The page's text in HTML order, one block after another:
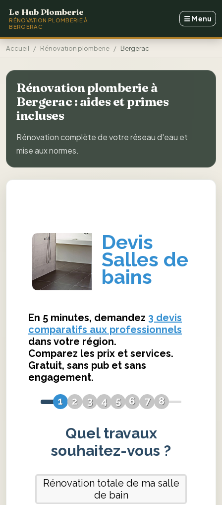
Aller au contenu principal
Le Hub Plomberie
RÉNOVATION PLOMBERIE À
BERGERAC
☰ Menu
Accueil Rénovation plomberie Bergerac
Rénovation plomberie à
Bergerac : aides et primes
incluses
Rénovation complète de votre réseau d'eau et
mise aux normes.